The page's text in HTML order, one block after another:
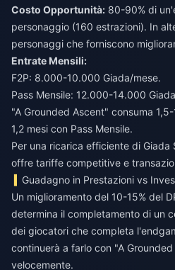
Costo Opportunità: 80-90% di
personaggio (160 estrazioni). In
personaggi che forniscono
Entrate Mensili:
F2P: 8.000-10.000 Giada/mese.
Pass Mensile: 12.000-14.000
"A Grounded Ascent" consuma
1,2 mesi con Pass Mensile.
Per una ricarica efficiente di Giada
offre tariffe competitive e
Guadagno in Prestazioni vs
Un miglioramento del 10-15% del
determina il completamento di un
dei giocatori che completa
continuerà a farlo con "A
velocemente.